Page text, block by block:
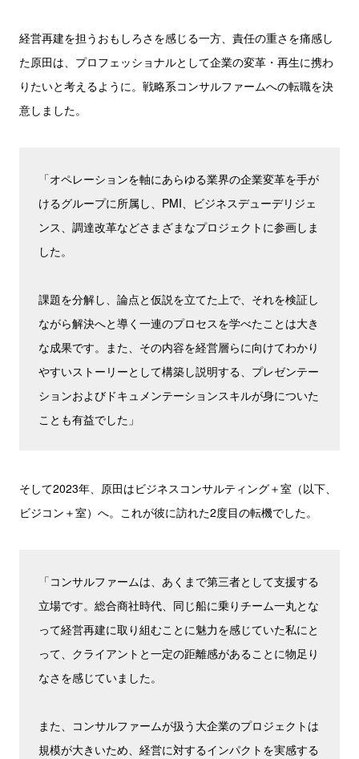
経営再建を担うおもしろさを感じる一方、責任の重さを痛感し
た原田は、プロフェッショナルとして企業の変革・再生に携わ
りたいと考えるように。戦略系コンサルファームへの転職を決
意しました。
「オペレーションを軸にあらゆる業界の企業変革を手が
けるグループに所属し、PMI、ビジネスデューデリジェ
ンス、調達改革などさまざまなプロジェクトに参画しま
した。
課題を分解し、論点と仮説を立てた上で、それを検証し
ながら解決へと導く一連のプロセスを学べたことは大き
な成果です。また、その内容を経営層らに向けてわかり
やすいストーリーとして構築し説明する、プレゼンテー
ションおよびドキュメンテーションスキルが身についた
ことも有益でした」
そして2023年、原田はビジネスコンサルティング＋室（以下、
ビジコン＋室）へ。これが彼に訪れた2度目の転機でした。
「コンサルファームは、あくまで第三者として支援する
立場です。総合商社時代、同じ船に乗りチーム一丸とな
って経営再建に取り組むことに魅力を感じていた私にと
って、クライアントと一定の距離感があることに物足り
なさを感じていました。
また、コンサルファームが扱う大企業のプロジェクトは
規模が大きいため、経営に対するインパクトを実感する